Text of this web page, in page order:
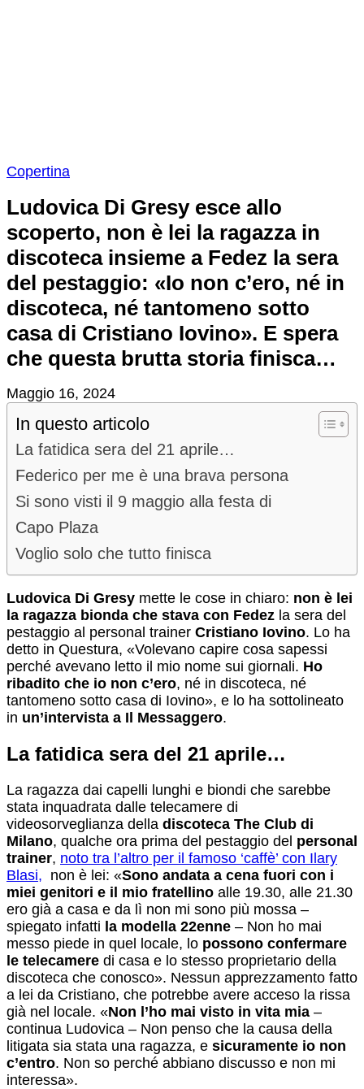
Copertina
Ludovica Di Gresy esce allo
scoperto, non è lei la ragazza in
discoteca insieme a Fedez la sera
del pestaggio: «Io non c’ero, né in
discoteca, né tantomeno sotto
casa di Cristiano Iovino». E spera
che questa brutta storia finisca…
Maggio 16, 2024
In questo articolo
La fatidica sera del 21 aprile…
Federico per me è una brava persona
Si sono visti il 9 maggio alla festa di
Capo Plaza
Voglio solo che tutto finisca
Ludovica Di Gresy mette le cose in chiaro: non è lei
la ragazza bionda che stava con Fedez la sera del
pestaggio al personal trainer Cristiano Iovino. Lo ha
detto in Questura, «Volevano capire cosa sapessi
perché avevano letto il mio nome sui giornali. Ho
ribadito che io non c’ero, né in discoteca, né
tantomeno sotto casa di Iovino», e lo ha sottolineato
in un’intervista a Il Messaggero.
La fatidica sera del 21 aprile…
La ragazza dai capelli lunghi e biondi che sarebbe
stata inquadrata dalle telecamere di
videosorveglianza della discoteca The Club di
Milano, qualche ora prima del pestaggio del personal
trainer, noto tra l’altro per il famoso ‘caffè’ con Ilary
Blasi, non è lei: «Sono andata a cena fuori con i
miei genitori e il mio fratellino alle 19.30, alle 21.30
ero già a casa e da lì non mi sono più mossa –
spiegato infatti la modella 22enne – Non ho mai
messo piede in quel locale, lo possono confermare
le telecamere di casa e lo stesso proprietario della
discoteca che conosco». Nessun apprezzamento fatto
a lei da Cristiano, che potrebbe avere acceso la rissa
già nel locale. «Non l’ho mai visto in vita mia –
continua Ludovica – Non penso che la causa della
litigata sia stata una ragazza, e sicuramente io non
c’entro. Non so perché abbiano discusso e non mi
interessa».